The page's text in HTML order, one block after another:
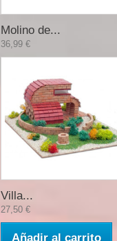
Molino de...
36,99 €
Villa...
27,50 €
Añadir al carrito